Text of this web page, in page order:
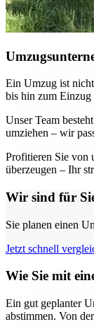
Ein Umzug ist
bis hin zum Einzug
Unser Team
umziehen – wir
Profitieren Sie von
überzeugen – Ihr
Wir sind für
Sie planen einen
Jetzt schnell
Wie Sie mit
Ein gut geplanter
abstimmen. Von